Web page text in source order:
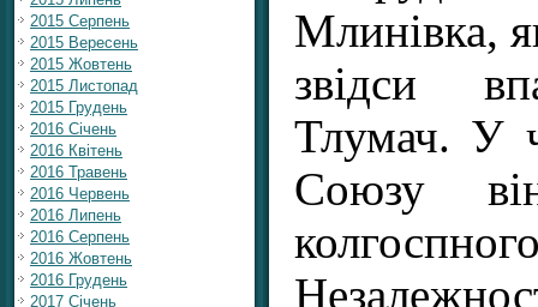
2015 Серпень
2015 Вересень
2015 Жовтень
2015 Листопад
2015 Грудень
2016 Січень
2016 Квітень
2016 Травень
2016 Червень
2016 Липень
2016 Серпень
2016 Жовтень
2016 Грудень
2017 Січень
Млинівка,
звідси
Тлумач. У
Союзу